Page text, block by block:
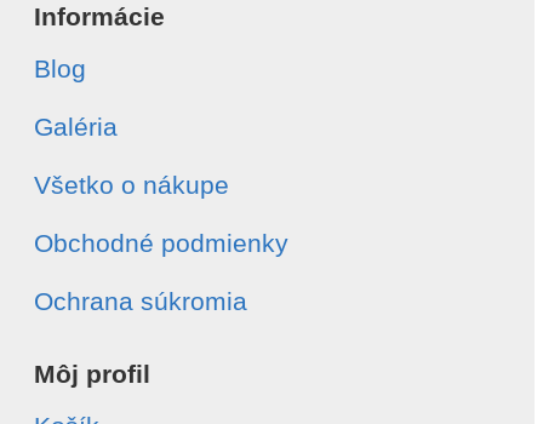
Informácie
Blog
Galéria
Všetko o nákupe
Obchodné podmienky
Ochrana súkromia
Môj profil